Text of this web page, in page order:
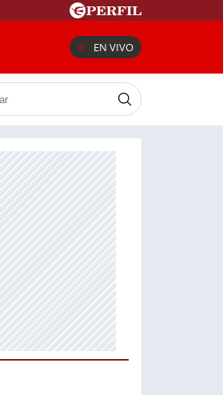
EN VIVO